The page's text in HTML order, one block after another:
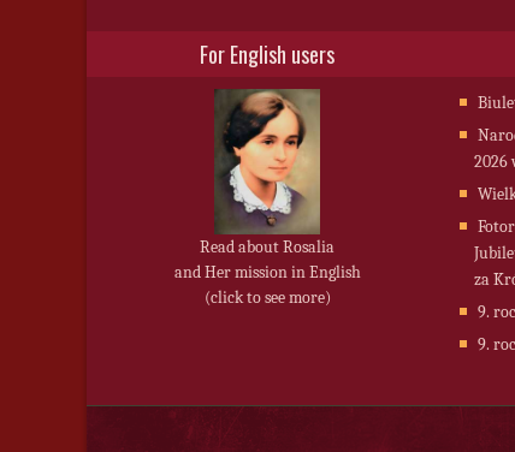
For English users
Read about Rosalia
and Her mission in English
(click to see more)
2026
za
9.
9.